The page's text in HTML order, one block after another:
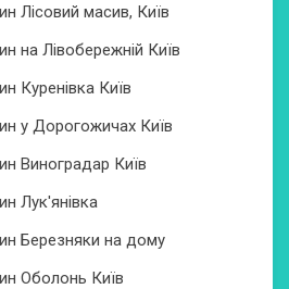
Лісовий масив, Київ
на Лівобережній Київ
Куренівка Київ
у Дорогожичах Київ
Виноградар Київ
Лук'янівка
Березняки на дому
Оболонь Київ